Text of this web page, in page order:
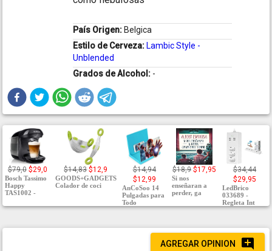
País Origen: Belgica
Estilo de Cerveza: Lambic Style -
Unblended
Grados de Alcohol: -
$79,0 $29,0
Bosch Tassimo
Happy
TAS1002 -
$14,83 $12,9
GOODS+GADGETS
Colador de coci
$14,94
$12,99
AnCoSoo 14
Pulgadas para
Todo
$18,9 $17,95
Si nos
enseñaran a
perder, ga
$34,44
$29,95
LedBrico
033689 -
Regleta Int
AGREGAR OPINION